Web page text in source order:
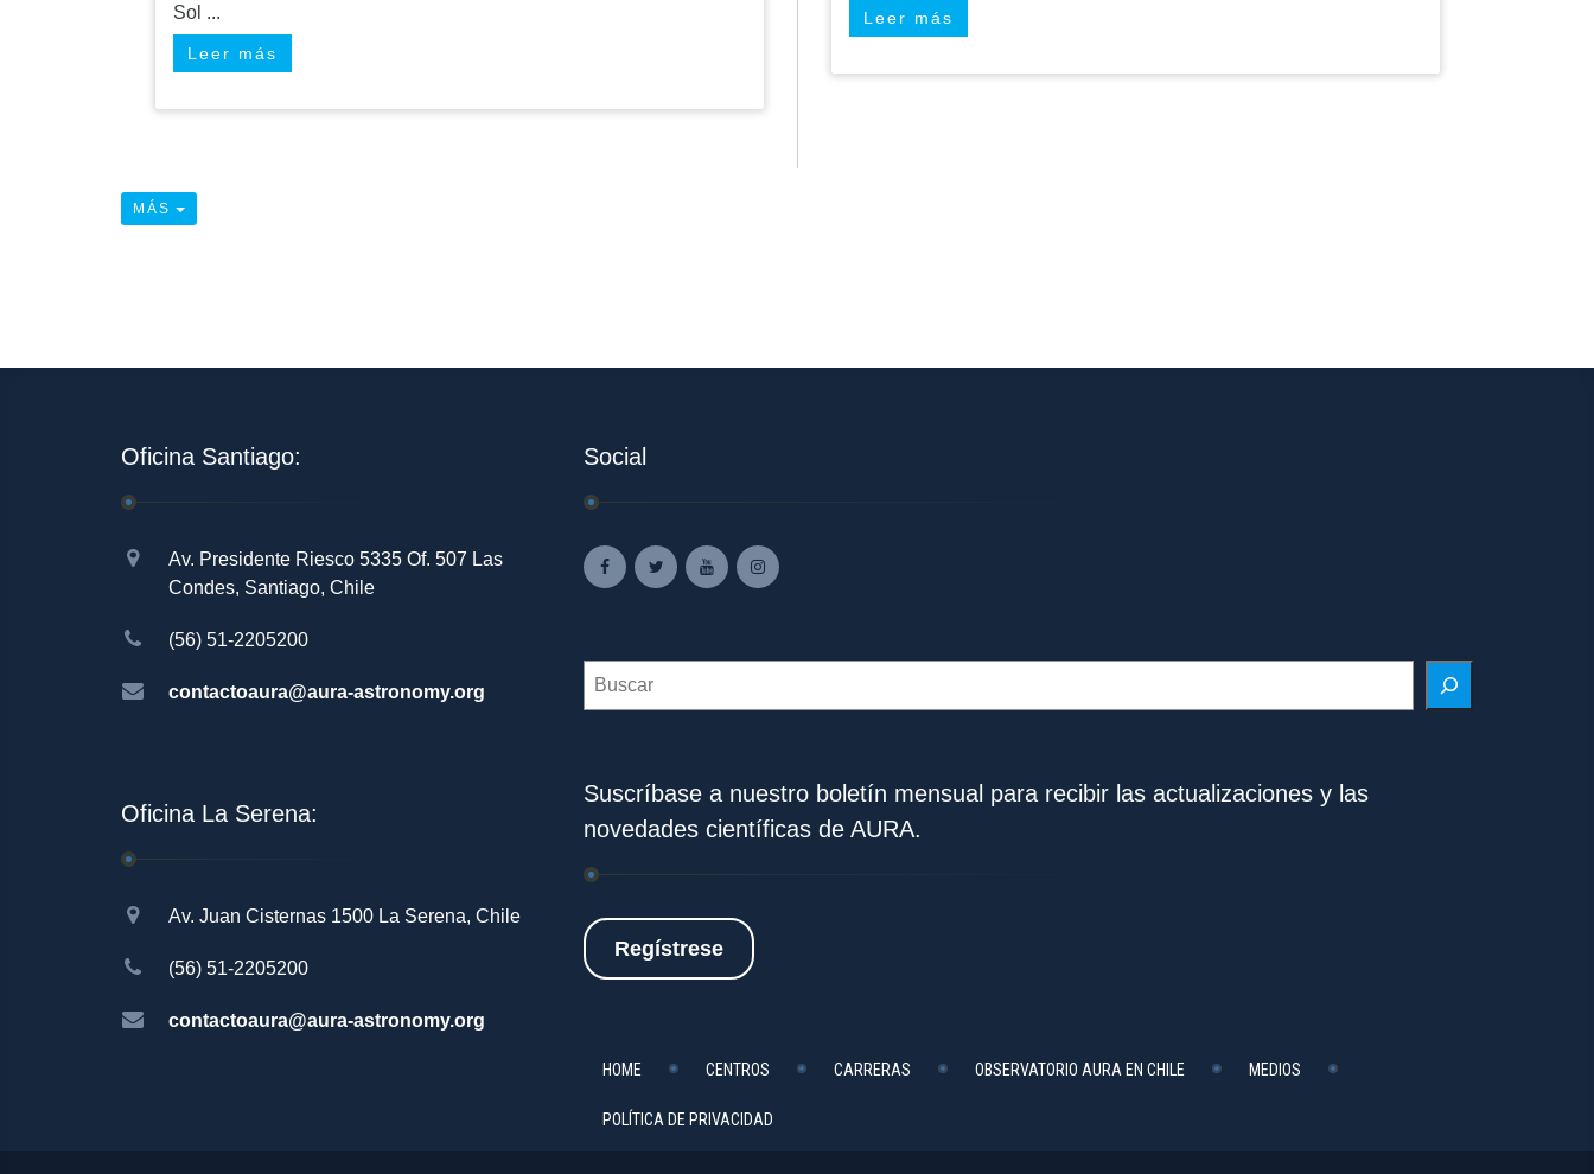
Sol ...
Leer más
Leer más
MÁS
Oficina Santiago:
Av. Presidente Riesco 5335 Of. 507 Las
Condes, Santiago, Chile
(56) 51-2205200
contactoaura@aura-astronomy.org
Oficina La Serena:
Av. Juan Cisternas 1500 La Serena, Chile
(56) 51-2205200
contactoaura@aura-astronomy.org
Social
Search
Suscríbase a nuestro boletín mensual para recibir las actualizaciones y las
novedades científicas de AURA.
Regístrese
HOME CENTROS CARRERAS OBSERVATORIO AURA EN CHILE MEDIOS
POLÍTICA DE PRIVACIDAD